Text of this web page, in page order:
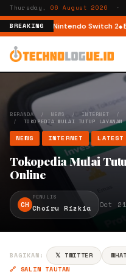
Thursday,06 August 2026 ·
BREAKINGdi Nintendo Switch 2
BERANDA/ NEWS /INTERNET /
/ TOKOPEDIA MULAI TUTUP
NEWS INTERNET LATEST
Tokopedia Mulai
Online
CH
PENULIS
Choiru Rizkia Oct
BAGIKAN: 𝕏 TWITTER
🔗 SALIN TAUTAN